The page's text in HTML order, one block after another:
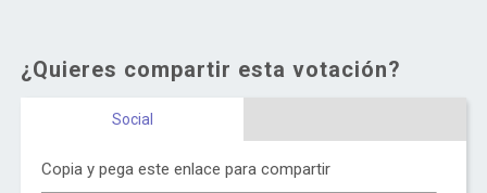
¿Quieres compartir esta votación?
Social
Copia y pega este enlace para compartir